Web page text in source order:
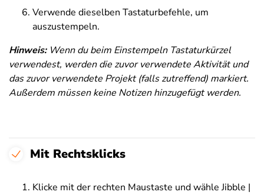
Verwende dieselben Tastaturbefehle, um
auszustempeln.
Hinweis: Wenn du beim Einstempeln Tastaturkürzel
verwendest, werden die zuvor verwendete Aktivität und
das zuvor verwendete Projekt (falls zutreffend) markiert.
Außerdem müssen keine Notizen hinzugefügt werden.
Mit Rechtsklicks
Klicke mit der rechten Maustaste und wähle Jibble |